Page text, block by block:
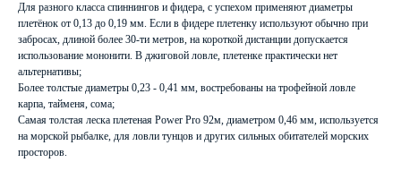
Для разного класса спиннингов и фидера, с успехом применяют диаметры
плетёнок от 0,13 до 0,19 мм. Если в фидере плетенку используют обычно при
забросах, длиной более 30-ти метров, на короткой дистанции допускается
использование мононити. В джиговой ловле, плетенке практически нет
альтернативы;
Более толстые диаметры 0,23 - 0,41 мм, востребованы на трофейной ловле
карпа, тайменя, сома;
Самая толстая леска плетеная Power Pro 92м, диаметром 0,46 мм, используется
на морской рыбалке, для ловли тунцов и других сильных обитателей морских
просторов.